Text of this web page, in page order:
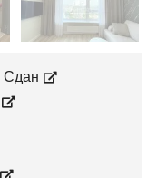
Сдан